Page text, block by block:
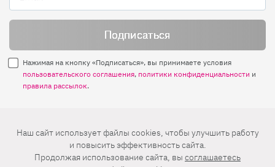
Нажимая на кнопку «Подписаться», вы принимаете условия
пользовательского соглашения, политики конфиденциальности и
правила рассылок.
Нашли ошибку? Выделите ее и нажмите
© 2026 АО «БКМ», ОГРН 1027739494584, ИНН 7705056238
Наш сайт использует файлы cookies, чтобы улучшить работу
и повысить эффективность сайта.
Продолжая использование сайта, вы соглашаетесь